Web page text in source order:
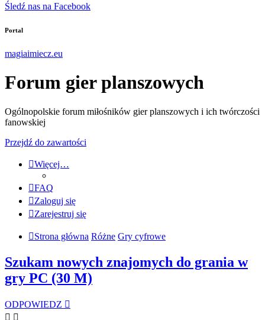
Śledź nas na Facebook
Portal
magiaimiecz.eu
Forum gier planszowych
Ogólnopolskie forum miłośników gier planszowych i ich twórczości
fanowskiej
Przejdź do zawartości
Więcej…
FAQ
Zaloguj się
Zarejestruj się
Strona główna Różne Gry cyfrowe
Szukam nowych znajomych do grania w
gry PC (30 M)
ODPOWIEDZ